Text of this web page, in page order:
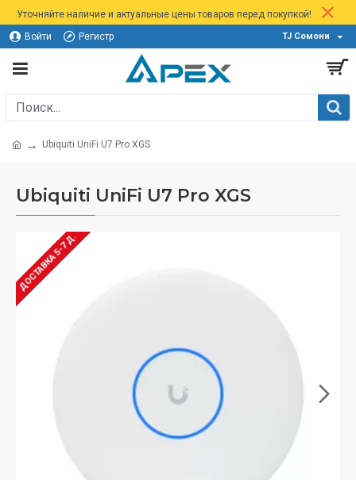
Уточняйте наличие и актуальные цены товаров перед покупкой!
Войти Регистр TJ Сомони
Ubiquiti UniFi U7 Pro XGS
Ubiquiti UniFi U7 Pro XGS
ДОСТАВКА 5-7 Д.